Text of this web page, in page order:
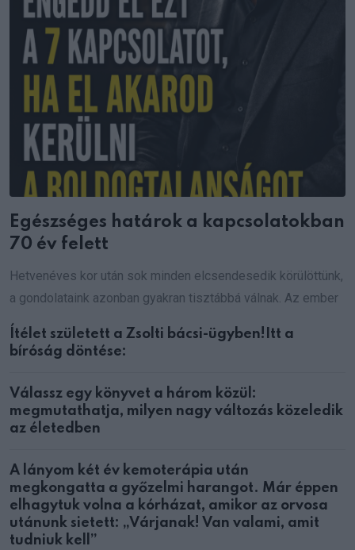
Egészséges határok a kapcsolatokban
70 év felett
Hetvenéves kor után sok minden elcsendesedik körülöttünk,
a gondolataink azonban gyakran tisztábbá válnak. Az ember
Ítélet született a Zsolti bácsi-ügyben!Itt a
bíróság döntése:
Válassz egy könyvet a három közül:
megmutathatja, milyen nagy változás közeledik
az életedben
A lányom két év kemoterápia után
megkongatta a győzelmi harangot. Már éppen
elhagytuk volna a kórházat, amikor az orvosa
utánunk sietett: „Várjanak! Van valami, amit
tudniuk kell”